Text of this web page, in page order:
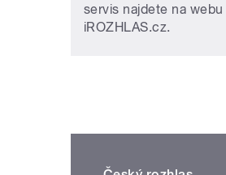
servis najdete na webu
iROZHLAS.cz.